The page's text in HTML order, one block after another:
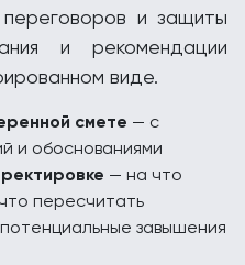
и защиты
и рекомендации
виде.
смете — с
и обоснованиями
— на что
пересчитать
завышения